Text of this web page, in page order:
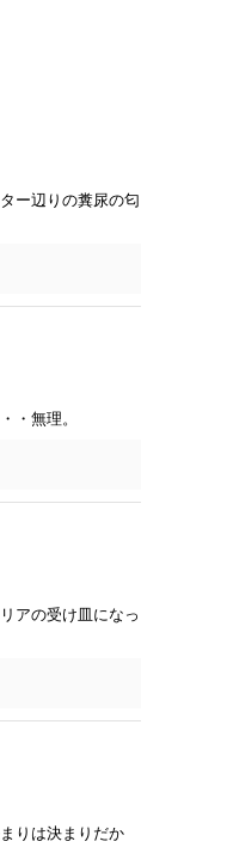
ー辺りの糞尿の匂
・無理。
アの受け皿になっ
りは決まりだか